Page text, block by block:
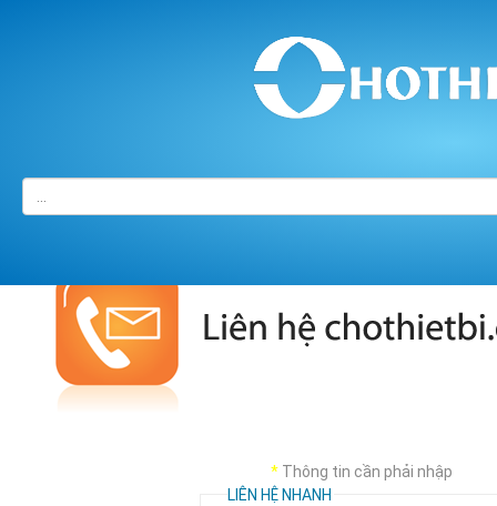
* Thông tin cần phải nhập
LIÊN HỆ NHANH